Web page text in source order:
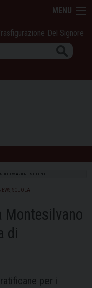
MENU
Del Signore
DI FORMAZIONE STUDENTI
SCUOLA
Montesilvano
di
per i